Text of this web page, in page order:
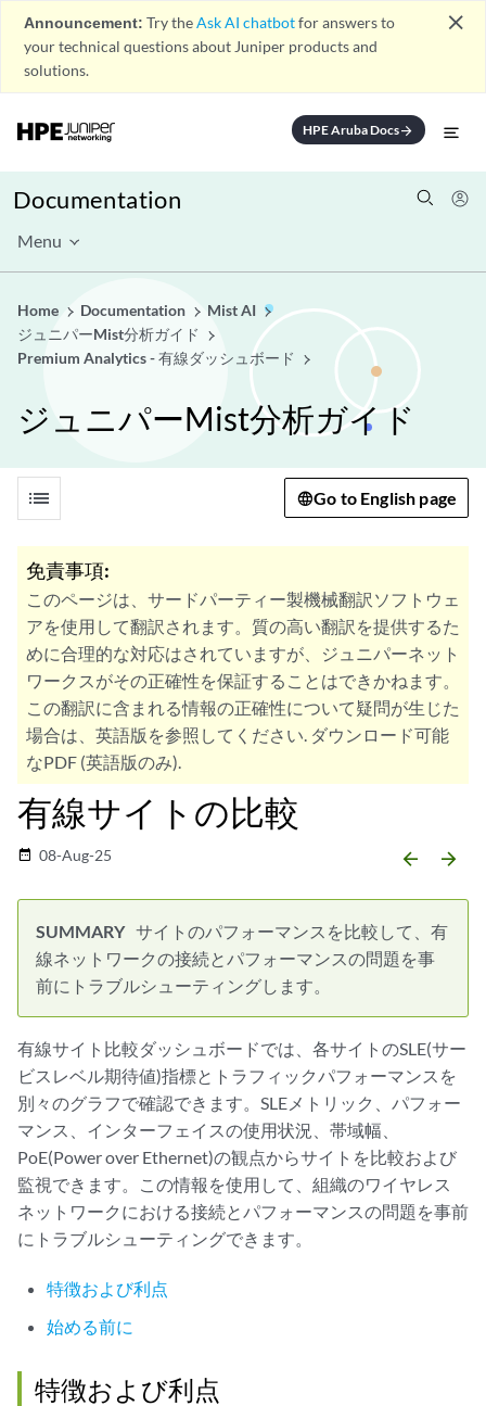
Announcement: Try theAsk AI chatbotfor answers to
your technical questions about Juniper products and
solutions.
close
HPE Aruba Docsarrow_forward
Documentation
Menu
Home Documentation
Mist AI
ジュニパーMist分析ガイド
Premium Analytics - 有線ダッシュボード
ジュニパーMist分析ガイド
list Go to English page
免責事項:
このページは、サードパーティー製機械翻訳ソフトウェ
アを使用して翻訳されます。質の高い翻訳を提供するた
めに合理的な対応はされていますが、ジュニパーネット
ワークスがその正確性を保証することはできかねます。
この翻訳に含まれる情報の正確性について疑問が生じた
場合は、英語版を参照してください. ダウンロード可能
なPDF (英語版のみ).
有線サイトの比較
date_range 08-Aug-25 arrow_backward arrow_forward
サイトのパフォーマンスを比較して、有
線ネットワークの接続とパフォーマンスの問題を事
前にトラブルシューティングします。
有線サイト比較ダッシュボードでは、各サイトのSLE(サー
ビスレベル期待値)指標とトラフィックパフォーマンスを
別々のグラフで確認できます。SLEメトリック、パフォー
マンス、インターフェイスの使用状況、帯域幅、
PoE(Power over Ethernet)の観点からサイトを比較および
監視できます。この情報を使用して、組織のワイヤレス
ネットワークにおける接続とパフォーマンスの問題を事前
にトラブルシューティングできます。
特徴および利点
始める前に
特徴および利点